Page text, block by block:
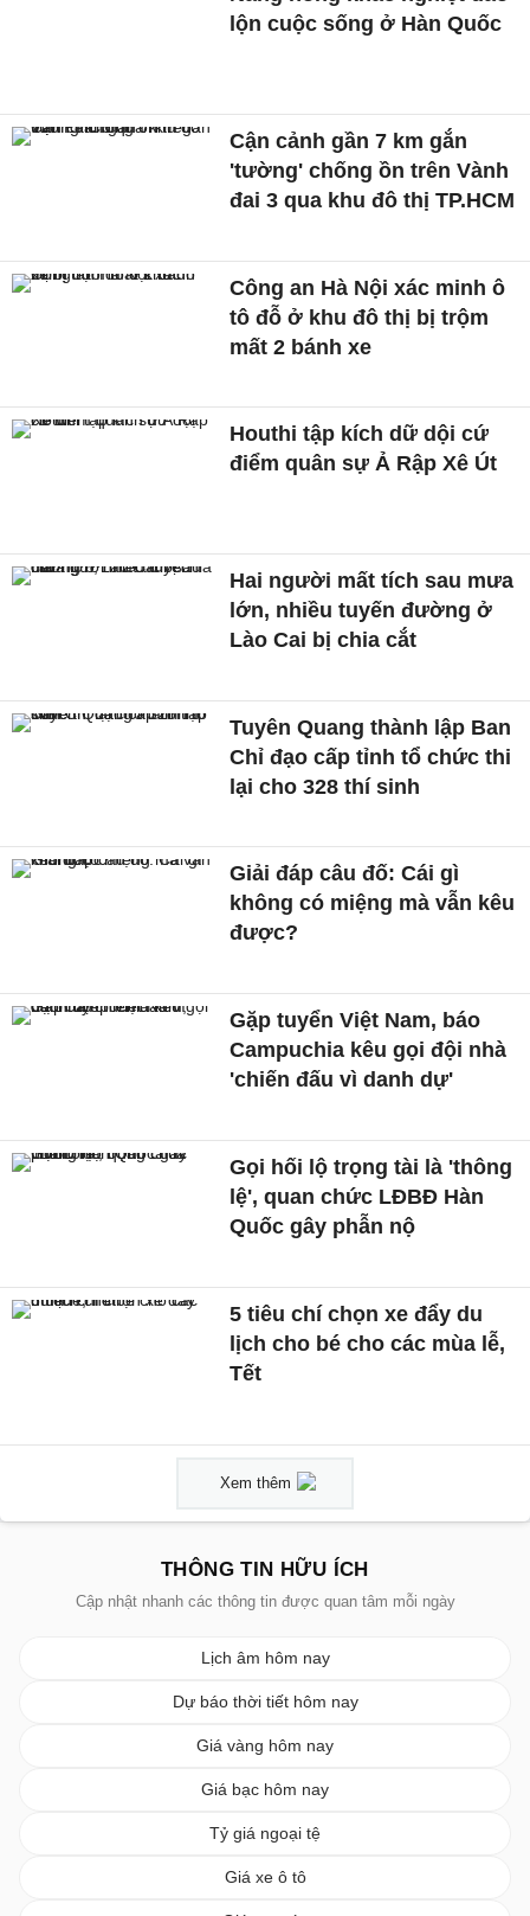
lộn cuộc sống ở Hàn Quốc
Cận cảnh gần 7 km gắn
'tường' chống ồn trên Vành
đai 3 qua khu đô thị TP.HCM
Công an Hà Nội xác minh ô
tô đỗ ở khu đô thị bị trộm
mất 2 bánh xe
Houthi tập kích dữ dội cứ
điểm quân sự Ả Rập Xê Út
Hai người mất tích sau mưa
lớn, nhiều tuyến đường ở
Lào Cai bị chia cắt
Tuyên Quang thành lập Ban
Chỉ đạo cấp tỉnh tổ chức thi
lại cho 328 thí sinh
Giải đáp câu đố: Cái gì
không có miệng mà vẫn kêu
được?
Gặp tuyển Việt Nam, báo
Campuchia kêu gọi đội nhà
'chiến đấu vì danh dự'
Gọi hối lộ trọng tài là 'thông
lệ', quan chức LĐBĐ Hàn
Quốc gây phẫn nộ
5 tiêu chí chọn xe đẩy du
lịch cho bé cho các mùa lễ,
Tết
Xem thêm
THÔNG TIN HỮU ÍCH
Cập nhật nhanh các thông tin được quan tâm mỗi ngày
Lịch âm hôm nay
Dự báo thời tiết hôm nay
Giá vàng hôm nay
Giá bạc hôm nay
Tỷ giá ngoại tệ
Giá xe ô tô